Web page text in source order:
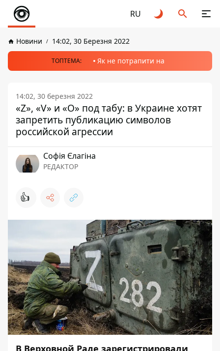
RU
Новини 14:02, 30 Березня 2022
ТОПТЕМА: Як не потрапити на
14:02, 30 березня 2022
«Z», «V» и «О» под табу: в Украине хотят
запретить публикацию символов
российской агрессии
Софія Єлагіна
РЕДАКТОР
👍
В Верховной Раде зарегистрировали